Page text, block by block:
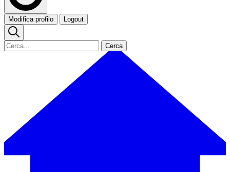
Modifica profilo Logout
Cerca